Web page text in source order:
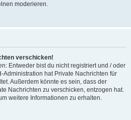
moderieren.
verschicken!
Entweder bist du nicht registriert und / oder
hat Private Nachrichten für
Außerdem könnte es sein, dass der
Nachrichten zu verschicken, entzogen hat.
weitere Informationen zu erhalten.